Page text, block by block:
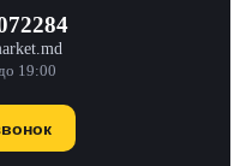
19:00